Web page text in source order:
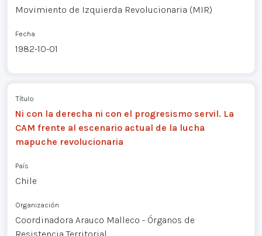
Movimiento de Izquierda Revolucionaria (MIR)
Fecha
1982-10-01
Título
Ni con la derecha ni con el progresismo servil. La
CAM frente al escenario actual de la lucha
mapuche revolucionaria
País
Chile
Organización
Coordinadora Arauco Malleco - Órganos de